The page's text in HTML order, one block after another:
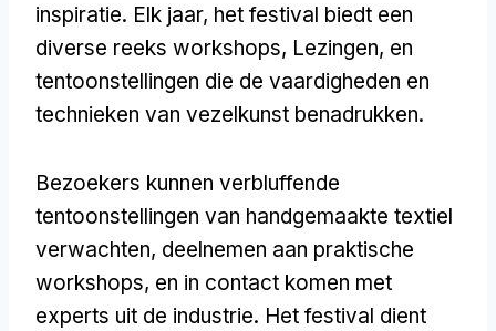
inspiratie. Elk jaar, het festival biedt een
diverse reeks workshops, Lezingen, en
tentoonstellingen die de vaardigheden en
technieken van vezelkunst benadrukken.
Bezoekers kunnen verbluffende
tentoonstellingen van handgemaakte textiel
verwachten, deelnemen aan praktische
workshops, en in contact komen met
experts uit de industrie. Het festival dient